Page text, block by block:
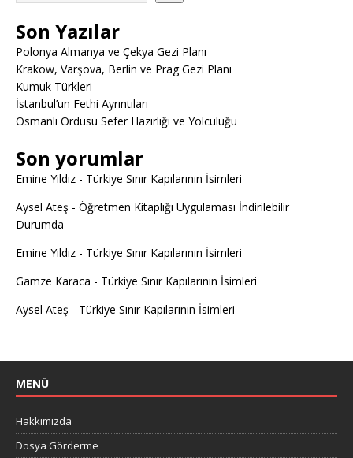
Son Yazılar
Polonya Almanya ve Çekya Gezi Planı
Krakow, Varşova, Berlin ve Prag Gezi Planı
Kumuk Türkleri
İstanbul’un Fethi Ayrıntıları
Osmanlı Ordusu Sefer Hazırlığı ve Yolculuğu
Son yorumlar
Emine Yıldız - Türkiye Sınır Kapılarının İsimleri
Aysel Ateş - Öğretmen Kitaplığı Uygulaması İndirilebilir
Durumda
Emine Yıldız - Türkiye Sınır Kapılarının İsimleri
Gamze Karaca - Türkiye Sınır Kapılarının İsimleri
Aysel Ateş - Türkiye Sınır Kapılarının İsimleri
MENÜ
Hakkımızda
Dosya Görderme